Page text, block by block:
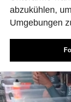
abzukühlen,
Umgebungen